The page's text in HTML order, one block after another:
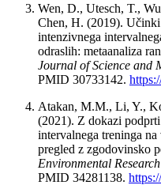
Wen, D., Utesch, T.,
Chen, H. (2019).
intenzivnega
odraslih: metaanaliza
Journal of Science and
PMID 30733142.
Atakan, M.M., Li, Y.,
(2021). Z dokazi
intervalnega treninga
pregled z zgodovinsko
Environmental
PMID 34281138.